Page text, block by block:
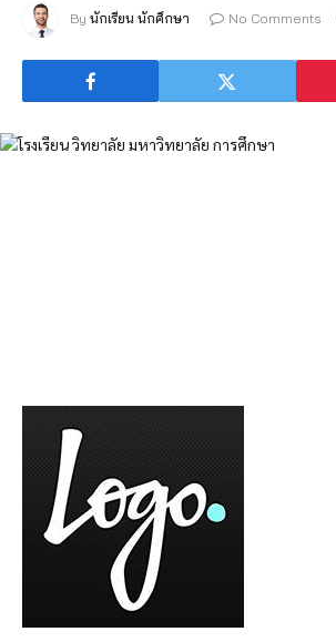
By นักเรียน นักศึกษา No Comments